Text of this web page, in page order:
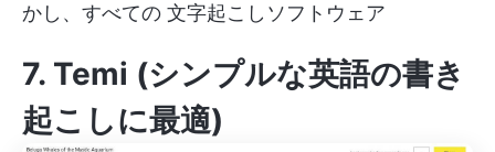
かし、すべての 文字起こしソフトウェア
7. Temi (シンプルな英語の書き
起こしに最適)